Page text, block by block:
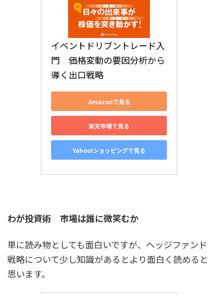
イベントドリブントレード入
門　価格変動の要因分析から
導く出口戦略
Amazonで見る
楽天市場で見る
Yahoo!ショッピングで見る
わが投資術 市場は誰に微笑むか
単に読み物としても面白いですが、ヘッジファンド
戦略について少し知識があるとより面白く読めると
思います。